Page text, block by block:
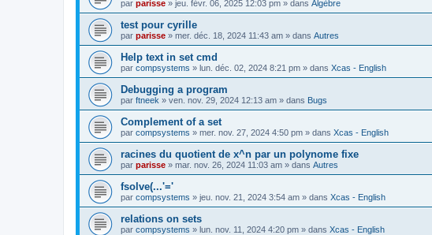
par parisse » jeu. févr. 06, 2025 12:03 pm » dans Algèbre
test pour cyrille
par parisse » mer. déc. 18, 2024 11:43 am » dans Autres
Help text in set cmd
par compsystems » lun. déc. 02, 2024 8:21 pm » dans Xcas - English
Debugging a program
par ftneek » ven. nov. 29, 2024 12:13 am » dans Bugs
Complement of a set
par compsystems » mer. nov. 27, 2024 4:50 pm » dans Xcas - English
racines du quotient de x^n par un polynome fixe
par parisse » mar. nov. 26, 2024 11:03 am » dans Autres
fsolve(...'='
par compsystems » jeu. nov. 21, 2024 3:54 am » dans Xcas - English
relations on sets
par compsystems » lun. nov. 11, 2024 4:20 pm » dans Xcas - English